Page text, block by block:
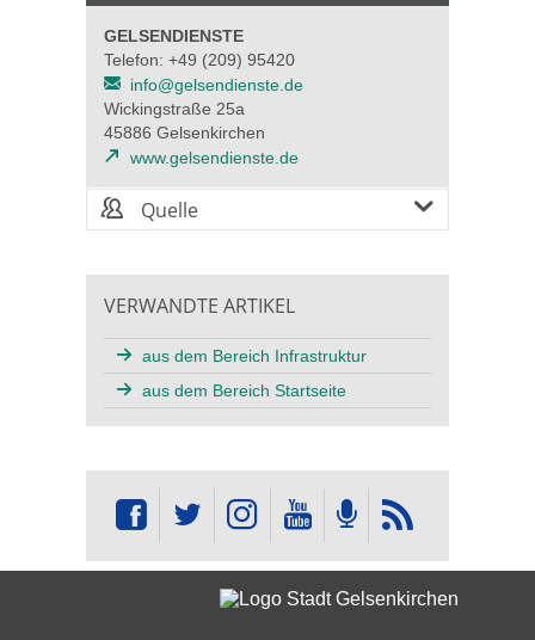
GELSENDIENSTE
Telefon: +49 (209) 95420
info@gelsendienste.de
Wickingstraße 25a
45886 Gelsenkirchen
www.gelsendienste.de
Quelle
VERWANDTE ARTIKEL
aus dem Bereich Infrastruktur
aus dem Bereich Startseite